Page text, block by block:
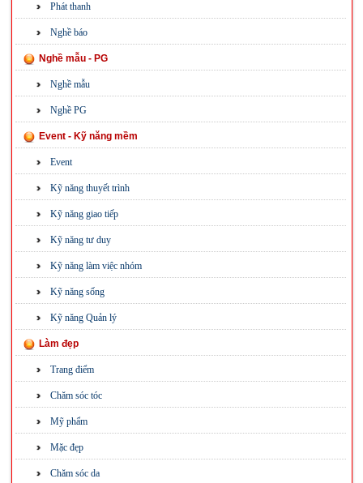
Phát thanh
Nghề báo
Nghề mẫu - PG
Nghề mẫu
Nghề PG
Event - Kỹ năng mềm
Event
Kỹ năng thuyết trình
Kỹ năng giao tiếp
Kỹ năng tư duy
Kỹ năng làm việc nhóm
Kỹ năng sống
Kỹ năng Quản lý
Làm đẹp
Trang điểm
Chăm sóc tóc
Mỹ phẩm
Mặc đẹp
Chăm sóc da